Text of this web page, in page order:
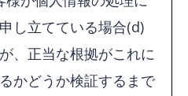
し立てている場合(d)
、正当な根拠がこれに
かどうか検証するまで